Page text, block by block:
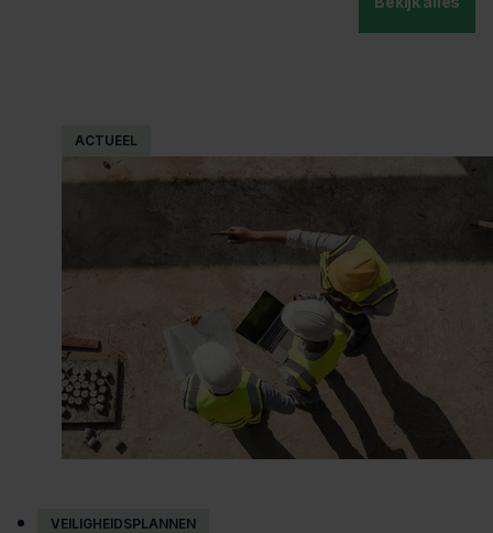
ACTUEEL
VEILIGHEIDSPLANNEN